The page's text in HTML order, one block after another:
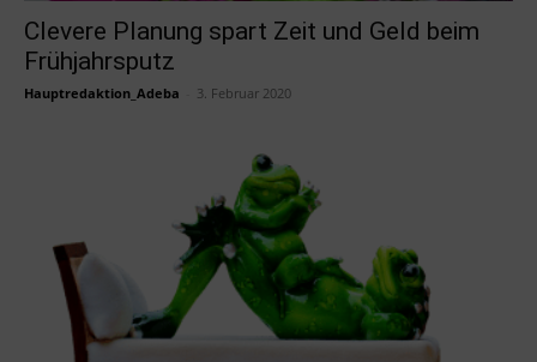
Clevere Planung spart Zeit und Geld beim
Frühjahrsputz
Hauptredaktion_Adeba 3. Februar 2020